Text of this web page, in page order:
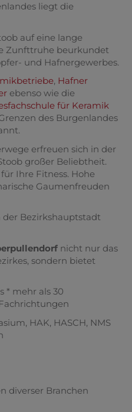
liegt die
auf eine lange
Zunfttruhe beurkundet
und Hafnergewerbes.
, Hafner
ebenso wie die
für Keramik
des Burgenlandes
erfreuen sich in der
großer Beliebtheit.
Ihre Fitness. Hohe
Gaumenfreuden
Bezirkshauptstadt
nicht nur das
sondern bietet
* mehr als 30
HAK, HASCH, NMS
diverser Branchen